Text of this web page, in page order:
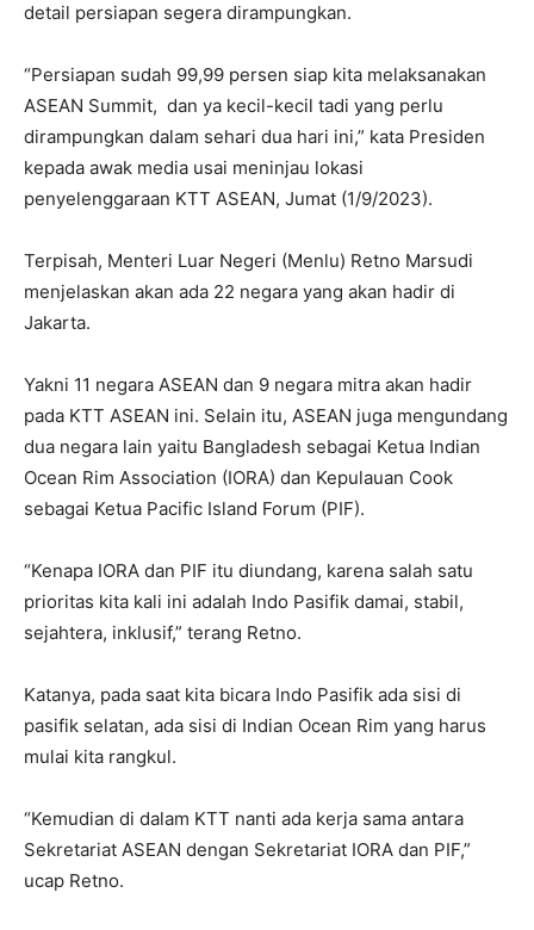
detail persiapan segera dirampungkan.
“Persiapan sudah 99,99 persen siap kita melaksanakan
ASEAN Summit, dan ya kecil-kecil tadi yang perlu
dirampungkan dalam sehari dua hari ini,” kata Presiden
kepada awak media usai meninjau lokasi
penyelenggaraan KTT ASEAN, Jumat (1/9/2023).
Terpisah, Menteri Luar Negeri (Menlu) Retno Marsudi
menjelaskan akan ada 22 negara yang akan hadir di
Jakarta.
Yakni 11 negara ASEAN dan 9 negara mitra akan hadir
pada KTT ASEAN ini. Selain itu, ASEAN juga mengundang
dua negara lain yaitu Bangladesh sebagai Ketua Indian
Ocean Rim Association (IORA) dan Kepulauan Cook
sebagai Ketua Pacific Island Forum (PIF).
“Kenapa IORA dan PIF itu diundang, karena salah satu
prioritas kita kali ini adalah Indo Pasifik damai, stabil,
sejahtera, inklusif,” terang Retno.
Katanya, pada saat kita bicara Indo Pasifik ada sisi di
pasifik selatan, ada sisi di Indian Ocean Rim yang harus
mulai kita rangkul.
“Kemudian di dalam KTT nanti ada kerja sama antara
Sekretariat ASEAN dengan Sekretariat IORA dan PIF,”
ucap Retno.